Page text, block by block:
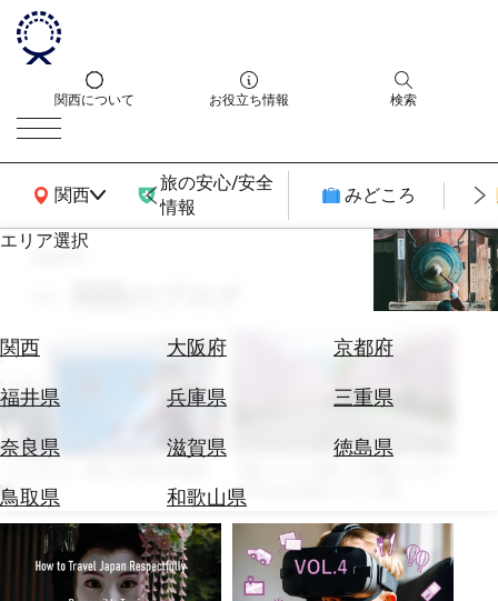
関西について お役立ち情報 検索
関西
関西広域MAP
旅の安心/安全
情報
みどころ
エリア選択
関西 大阪府
京都府
福井県
兵庫県
三重県
奈良県
滋賀県
徳島県
鳥取県
和歌山県
エ
券
テ
を
探
す
為
替
を
search
験!
おすすめお花見スポット5選